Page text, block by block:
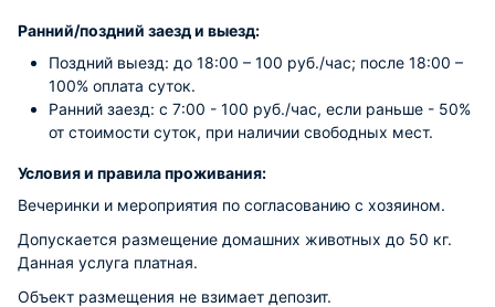
Ранний/поздний заезд и выезд:
Поздний выезд: до 18:00 – 100 руб./час; после 18:00 –
100% оплата суток.
Ранний заезд: с 7:00 - 100 руб./час, если раньше - 50%
от стоимости суток, при наличии свободных мест.
Условия и правила проживания:
Вечеринки и мероприятия по согласованию с хозяином.
Допускается размещение домашних животных до 50 кг.
Данная услуга платная.
Объект размещения не взимает депозит.